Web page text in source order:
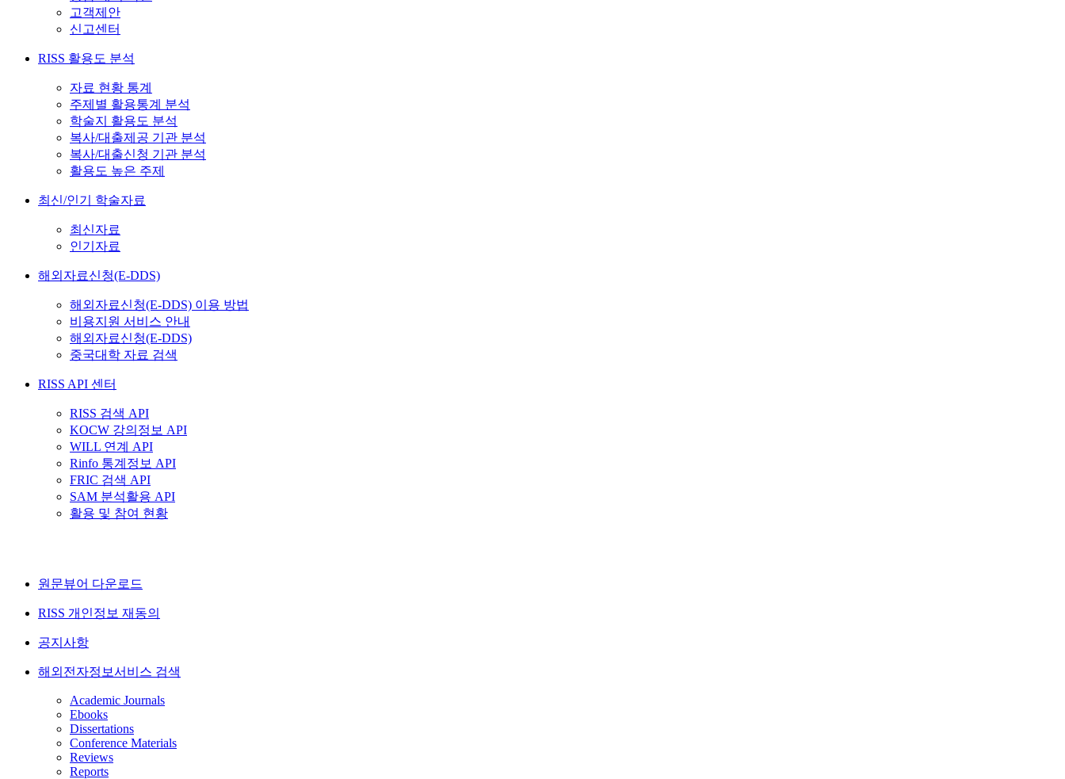
고객제안
신고센터
RISS 활용도 분석
자료 현황 통계
주제별 활용통계 분석
학술지 활용도 분석
복사/대출제공 기관 분석
복사/대출신청 기관 분석
활용도 높은 주제
최신/인기 학술자료
최신자료
인기자료
해외자료신청(E-DDS)
해외자료신청(E-DDS) 이용 방법
비용지원 서비스 안내
해외자료신청(E-DDS)
중국대학 자료 검색
RISS API 센터
RISS 검색 API
KOCW 강의정보 API
WILL 연계 API
Rinfo 통계정보 API
FRIC 검색 API
SAM 분석활용 API
활용 및 참여 현황
원문뷰어 다운로드
RISS 개인정보 재동의
공지사항
해외전자정보서비스 검색
Academic Journals
Ebooks
Dissertations
Conference Materials
Reviews
Reports